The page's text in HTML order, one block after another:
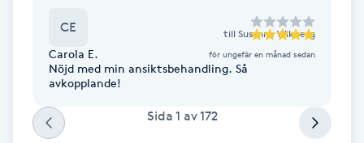
Fransrengöring
Frekvensterapi
CE till Susanne Wikberg
Carola E. för ungefär en månad sedan
Nöjd med min ansiktsbehandling. Så
avkopplande!
Sida 1 av172